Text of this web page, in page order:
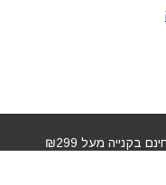
בקנייה מעל ₪299